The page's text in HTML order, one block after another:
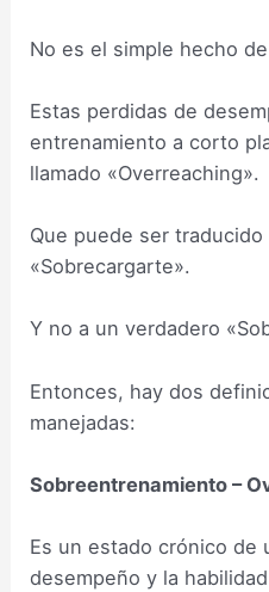
No es el simple hecho
Estas perdidas de
entrenamiento a corto
llamado «Overreaching».
Que puede ser
«Sobrecargarte».
Y no a un verdadero
Entonces, hay dos
manejadas:
Sobreentrenamiento –
Es un estado crónico de
desempeño y la